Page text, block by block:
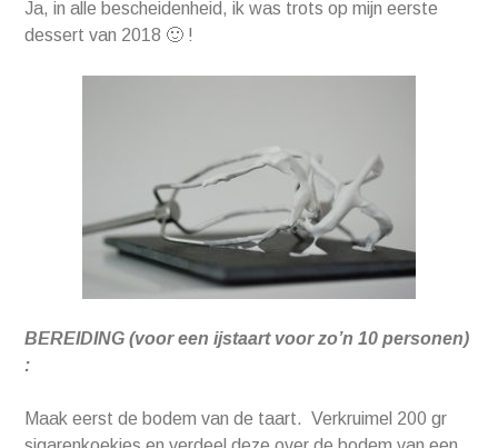
Ja, in alle bescheidenheid, ik was trots op mijn eerste
dessert van 2018 🙂 !
BEREIDING (voor een ijstaart voor zo’n 10 personen)
:
Maak eerst de bodem van de taart. Verkruimel 200 gr